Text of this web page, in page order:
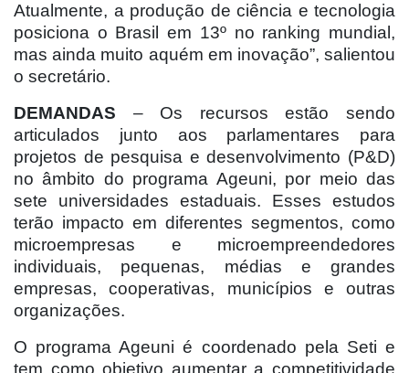
Atualmente, a produção de ciência e tecnologia
posiciona o Brasil em 13º no ranking mundial,
mas ainda muito aquém em inovação”, salientou
o secretário.
DEMANDAS – Os recursos estão sendo
articulados junto aos parlamentares para
projetos de pesquisa e desenvolvimento (P&D)
no âmbito do programa Ageuni, por meio das
sete universidades estaduais. Esses estudos
terão impacto em diferentes segmentos, como
microempresas e microempreendedores
individuais, pequenas, médias e grandes
empresas, cooperativas, municípios e outras
organizações.
O programa Ageuni é coordenado pela Seti e
tem como objetivo aumentar a competitividade